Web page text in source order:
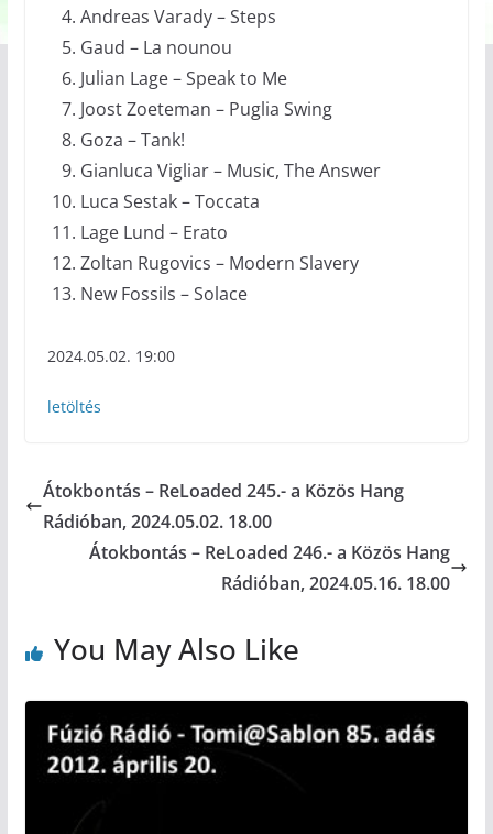
Andreas Varady – Steps
Gaud – La nounou
Julian Lage – Speak to Me
Joost Zoeteman – Puglia Swing
Goza – Tank!
Gianluca Vigliar – Music, The Answer
Luca Sestak – Toccata
Lage Lund – Erato
Zoltan Rugovics – Modern Slavery
New Fossils – Solace
2024.05.02. 19:00
letöltés
Átokbontás – ReLoaded 245.- a Közös Hang
Rádióban, 2024.05.02. 18.00
Átokbontás – ReLoaded 246.- a Közös Hang
Rádióban, 2024.05.16. 18.00
You May Also Like